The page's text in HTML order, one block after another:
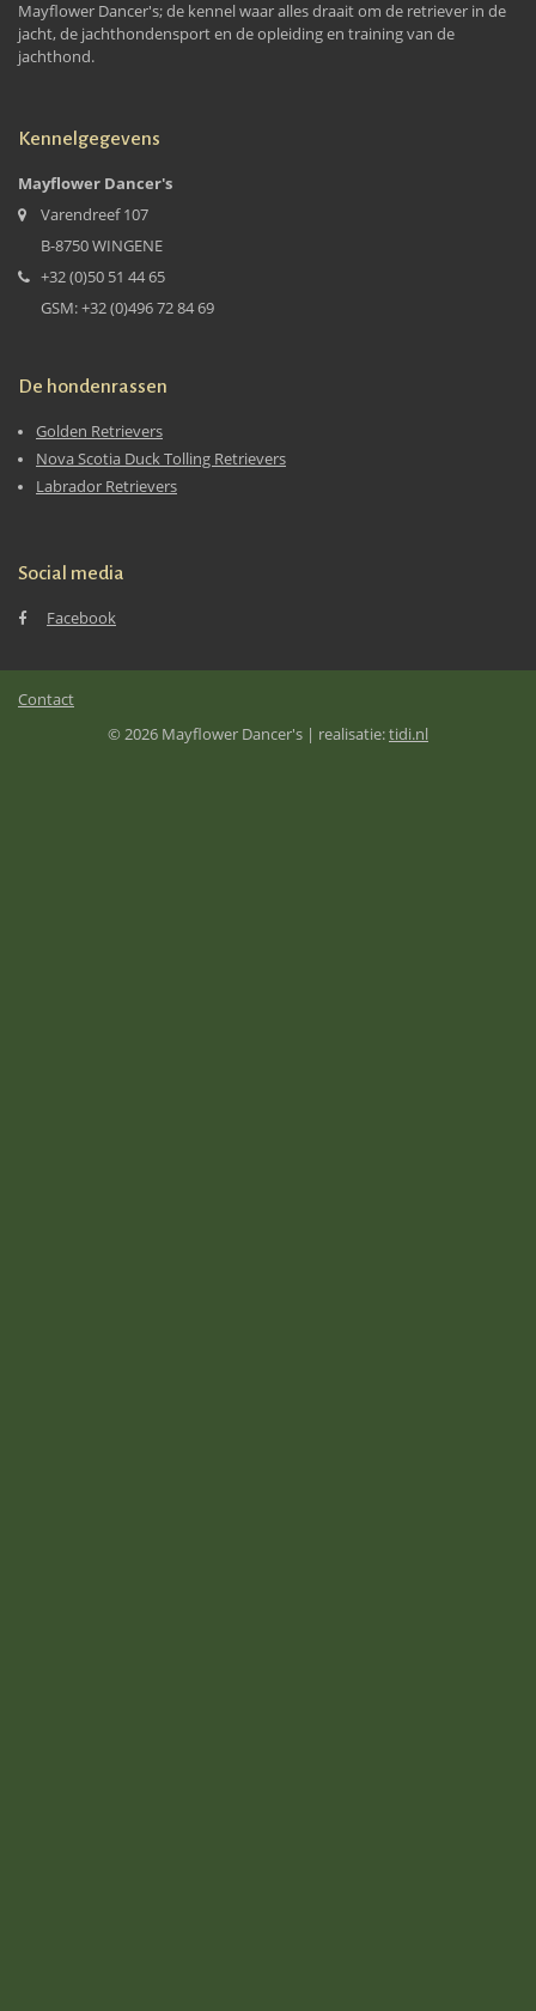
Mayflower Dancer's; de kennel waar alles draait om de retriever in de
jacht, de jachthondensport en de opleiding en training van de
jachthond.
Kennelgegevens
Mayflower Dancer's
Varendreef 107
B-8750 WINGENE
+32 (0)50 51 44 65
GSM: +32 (0)496 72 84 69
De hondenrassen
Golden Retrievers
Nova Scotia Duck Tolling Retrievers
Labrador Retrievers
Social media
Facebook
Contact
© 2026 Mayflower Dancer's | realisatie:tidi.nl